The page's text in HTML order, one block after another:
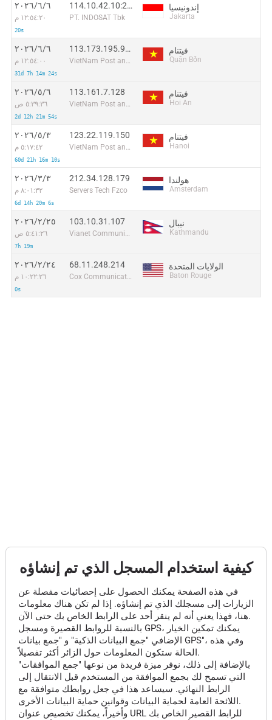
٦‏/٦‏/٢٠٢٦
١٢:٥٤:٢٠ م
20s
114.10.42.10:27433
PT. INDOSAT Tbk
إندونيسيا
Jakarta
٦‏/٦‏/٢٠٢٦
١٢:٥٤:٠٠ م
31d 7h 14m 24s
113.173.195.96:55301
VietNam Post and Telecom Corporation
فيتنام
Quận Bốn
٦‏/٥‏/٢٠٢٦
٥:٣٩:٣٦ ص
2d 12h 21m 54s
113.161.7.128
VietNam Post and Telecom Corporation
فيتنام
Hoi An
٣‏/٥‏/٢٠٢٦
٥:١٧:٤٢ م
60d 21h 16m 10s
123.22.119.150
VietNam Post and Telecom Corporation
فيتنام
Hanoi
٣‏/٣‏/٢٠٢٦
٨:٠١:٣٢ م
6d 14h 20m 6s
212.34.128.179
Servers Tech Fzco
هولندا
Amsterdam
٢٥‏/٢‏/٢٠٢٦
٥:٤١:٢٦ ص
7h 19m
103.10.31.107
Vianet Communications Pvt. Ltd
نيبال
Kathmandu
٢٤‏/٢‏/٢٠٢٦
١٠:٢٢:٢٦ م
0s
68.11.248.214
Cox Communications Inc.
الولايات المتحدة
Baton Rouge
كيفية استخدام المسجل الذي تم إنشاؤه
في هذه الصفحة يمكنك الحصول على إحصائيات مفصلة عن
الزيارات إلى مسجلك الذي تم إنشاؤه. إذا لم تكن هناك معلومات
هنا، فهذا يعني أنه لم ينقر أحد على الرابط الخاص بك حتى الآن.
بالنسبة للروابط القصيرة ومسجل GPS، يمكنك تمكين الخيار
الإضافي "جمع البيانات الذكية" و "جمع بيانات GPS"، وفي هذه
الحالة ستكون المعلومات حول الزائر أكثر تفصيلاً.
بالإضافة إلى ذلك، نوفر ميزة فريدة من نوعها "جمع الموافقات"
التي تسمح لك بجمع الموافقة من المستخدم قبل الانتقال إلى
الرابط النهائي. سيساعد هذا في جعل روابطك متوافقة مع
اللائحة العامة لحماية البيانات وقوانين حماية البيانات الأخرى.
وأخيراً، يمكنك تخصيص عنوان URL للرابط القصير الخاص بك